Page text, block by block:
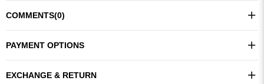
COMMENTS(0)
PAYMENT OPTIONS
EXCHANGE & RETURN